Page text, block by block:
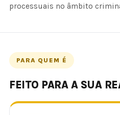
processuais no âmbito
PARA QUEM É
FEITO PARA A SUA